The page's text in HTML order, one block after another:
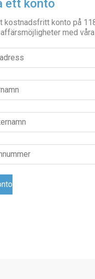
ett konto
kostnadsfritt konto på
med